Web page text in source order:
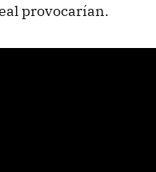
provocarían.